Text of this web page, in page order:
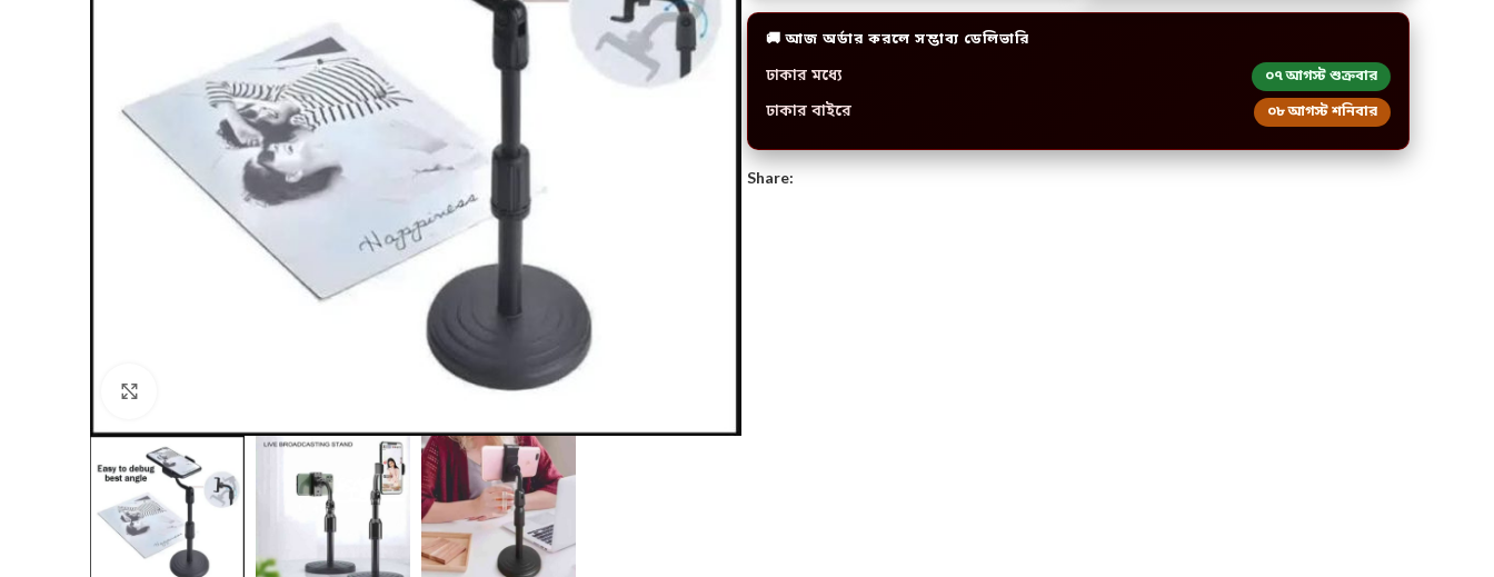
🚚 আজ অর্ডার করলে সম্ভাব্য ডেলিভারি
ঢাকার মধ্যে ০৭ আগস্ট শুক্রবার
ঢাকার বাইরে ০৮ আগস্ট শনিবার
Share: